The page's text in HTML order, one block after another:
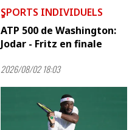
ٍSPORTS INDIVIDUELS
ATP 500 de Washington:
Jodar - Fritz en finale
2026/08/02 18:03